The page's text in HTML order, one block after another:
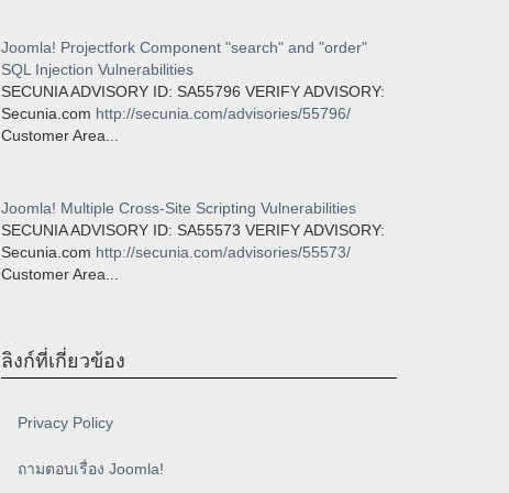
Joomla! Projectfork Component "search" and "order"
SQL Injection Vulnerabilities
SECUNIA ADVISORY ID: SA55796 VERIFY ADVISORY:
Secunia.com http://secunia.com/advisories/55796/
Customer Area...
Joomla! Multiple Cross-Site Scripting Vulnerabilities
SECUNIA ADVISORY ID: SA55573 VERIFY ADVISORY:
Secunia.com http://secunia.com/advisories/55573/
Customer Area...
ลิงก์ที่เกี่ยวข้อง
Privacy Policy
ถามตอบเรื่อง Joomla!